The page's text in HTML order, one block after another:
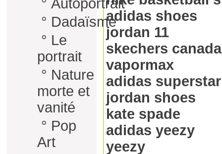
° Autoportrait
° Dadaïsme
° Le
portrait
° Nature
morte et
vanité
° Pop
Art
adidas shoes
jordan 11
skechers canada
vapormax
adidas superstar
jordan shoes
kate spade
adidas yeezy
yeezy